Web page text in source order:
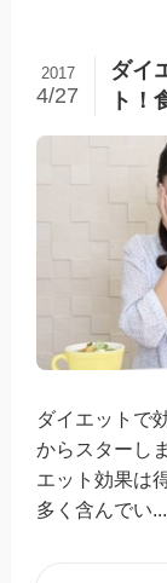
ダイ
ト！
2017
4/27
ダイエットで
からスターし
エット効果は
多く含んでい...